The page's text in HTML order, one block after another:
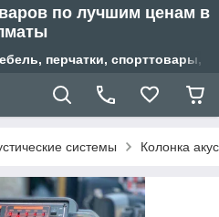
по лучшим ценам в
перчатки,
системы Колонка